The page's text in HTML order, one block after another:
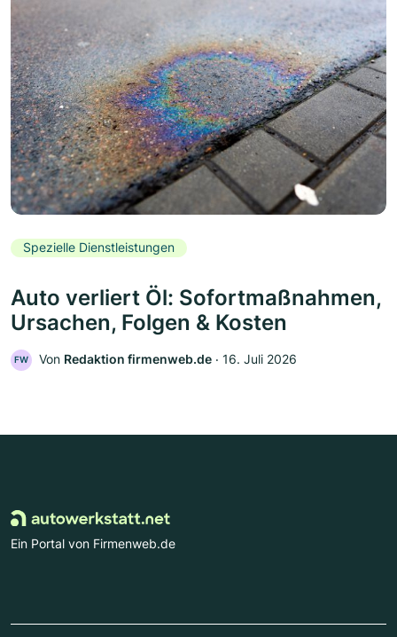
Spezielle Dienstleistungen
Auto verliert Öl: Sofortmaßnahmen,
Ursachen, Folgen & Kosten
FW Von Redaktion firmenweb.de ‧ 16. Juli 2026
Ein Portal von Firmenweb.de